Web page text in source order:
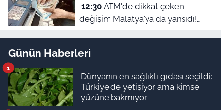
12:30ATM'de dikkat çeken
değişim Malatya'ya da yansıdı!
Para çekenler bunu fark edecek
Günün Haberleri
Dünyanın en sağlıklı gıdası seçildi:
Türkiye'de yetişiyor ama kimse
yüzüne bakmıyor
1